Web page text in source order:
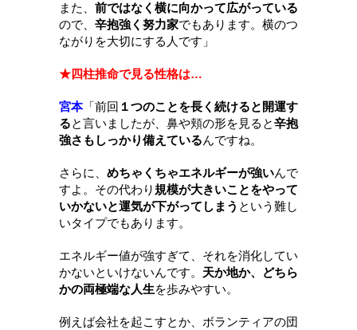
また、 前ではなく横に向かって広がっている
ので、 辛抱強く努力家でもあります。横のつ
ながりを大切にする人です 」
★四柱推命で見る性格は…
宮本「前回 １つのことを長く続けると開運す
ると言いましたが、鼻や頬の形を見ると辛抱
強さもしっかり備えているんですね。
さらに、 めちゃくちゃエネルギーが強いんで
すよ。その代わり規模が大きいことをやって
いかないと運気が下がってしまう という難し
いタイプでもあります。
エネルギー値が強すぎて、それを消化してい
かないといけないんです。 天か地か、どちら
かの両極端な人生を歩みやすい。
例えば会社を起こすとか、ボランティアの団